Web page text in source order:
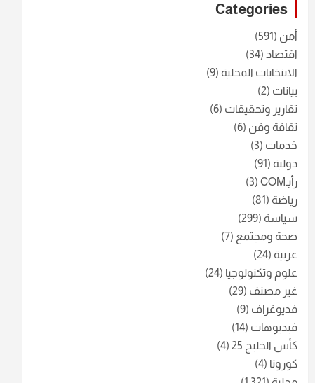
Categories
أمن (591)
اقتصاد (34)
الانتخابات المحلية (9)
بيانات (2)
تقارير وتحقيقات (6)
ثقافة وفن (6)
خدمات (3)
دولية (91)
رأيـCOM
(3)
رياضة (81)
سياسة (299)
صحة ومجتمع (7)
عربية (24)
علوم وتكنولوجيا (24)
غير مصنف (29)
فديوغراف (9)
فيديوهات (14)
كأس الخليج 25
(4)
كورونا (4)